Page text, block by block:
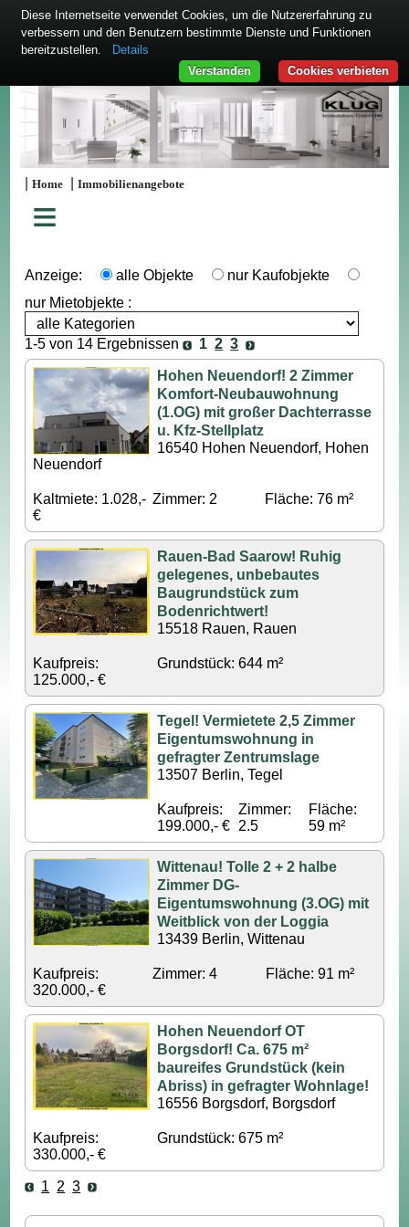
|Home |Immobilienangebote
≡
Anzeige: alle Objekte
nur Kaufobjekte
nur Mietobjekte :
1-5 von 14 Ergebnissen 1 2 3
Hohen Neuendorf! 2 Zimmer
Komfort-Neubauwohnung
(1.OG) mit großer Dachterrasse
u. Kfz-Stellplatz
16540 Hohen Neuendorf, Hohen
Neuendorf
Kaltmiete: 1.028,-
€
Zimmer: 2 Fläche: 76 m²
Rauen-Bad Saarow! Ruhig
gelegenes, unbebautes
Baugrundstück zum
Bodenrichtwert!
15518 Rauen, Rauen
Kaufpreis:
125.000,- €
Grundstück: 644 m²
Tegel! Vermietete 2,5 Zimmer
Eigentumswohnung in
gefragter Zentrumslage
13507 Berlin, Tegel
Kaufpreis:
199.000,- €
Zimmer:
2.5
Fläche:
59 m²
Wittenau! Tolle 2 + 2 halbe
Zimmer DG-
Eigentumswohnung (3.OG) mit
Weitblick von der Loggia
13439 Berlin, Wittenau
Kaufpreis:
320.000,- €
Zimmer: 4 Fläche: 91 m²
Hohen Neuendorf OT
Borgsdorf! Ca. 675 m²
baureifes Grundstück (kein
Abriss) in gefragter Wohnlage!
16556 Borgsdorf, Borgsdorf
Kaufpreis:
330.000,- €
Grundstück: 675 m²
1 2 3
Diese Internetseite verwendet Cookies, um die Nutzererfahrung zu
verbessern und den Benutzern bestimmte Dienste und Funktionen
bereitzustellen.
Details
Cookies verbieten
Verstanden